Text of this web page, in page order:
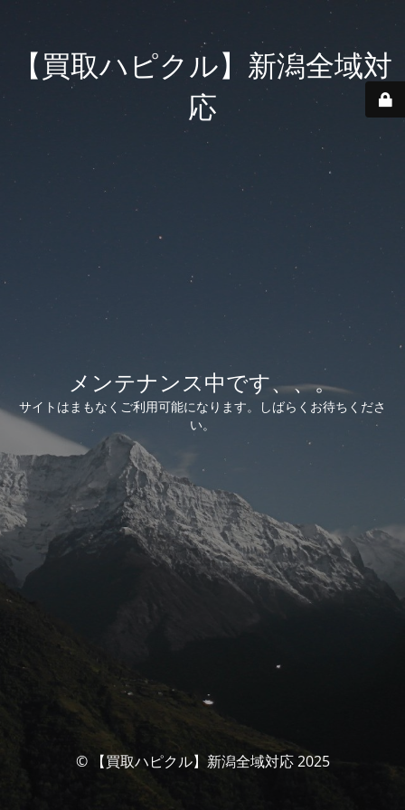
【買取ハピクル】新潟全域対
応
メンテナンス中です、、。
サイトはまもなくご利用可能になります。しばらくお待ちくださ
い。
© 【買取ハピクル】新潟全域対応 2025